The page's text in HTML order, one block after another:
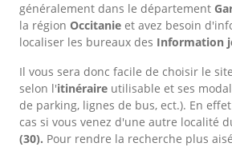
généralement dans le département
la région Occitanie et avez besoin
localiser les bureaux des Information
Il vous sera donc facile de choisir le site
selon l'itinéraire utilisable et ses
de parking, lignes de bus, ect.). En
cas si vous venez d'une autre localité
(30). Pour rendre la recherche plus